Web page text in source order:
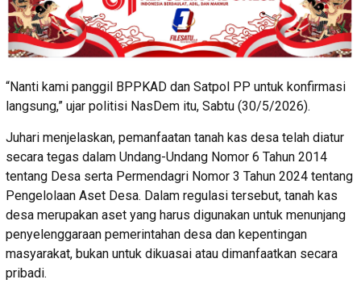
“Nanti kami panggil BPPKAD dan Satpol PP untuk konfirmasi
langsung,” ujar politisi NasDem itu, Sabtu (30/5/2026).
Juhari menjelaskan, pemanfaatan tanah kas desa telah diatur
secara tegas dalam Undang-Undang Nomor 6 Tahun 2014
tentang Desa serta Permendagri Nomor 3 Tahun 2024 tentang
Pengelolaan Aset Desa. Dalam regulasi tersebut, tanah kas
desa merupakan aset yang harus digunakan untuk menunjang
penyelenggaraan pemerintahan desa dan kepentingan
masyarakat, bukan untuk dikuasai atau dimanfaatkan secara
pribadi.